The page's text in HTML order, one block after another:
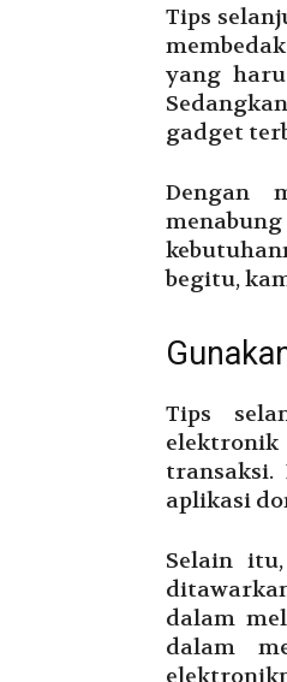
Tips
yang
gadget
Dengan
begitu,
Tips
transaksi.
aplikasi
Selain
dalam
dalam